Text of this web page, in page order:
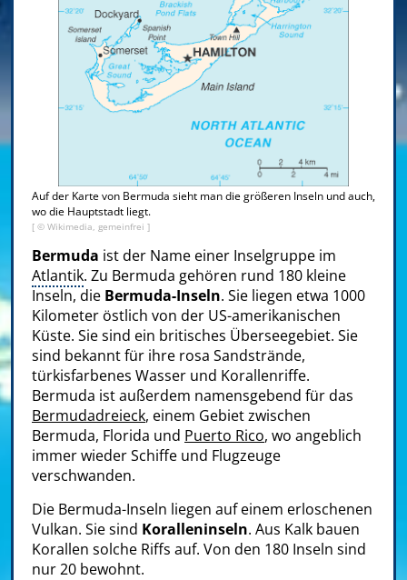
Auf der Karte von Bermuda sieht man die größeren Inseln und auch,
wo die Hauptstadt liegt.
[ © Wikimedia, gemeinfrei ]
Bermuda ist der Name einer Inselgruppe im
Atlantik. Zu Bermuda gehören rund 180 kleine
Inseln, die Bermuda-Inseln. Sie liegen etwa 1000
Kilometer östlich von der US-amerikanischen
Küste. Sie sind ein britisches Überseegebiet. Sie
sind bekannt für ihre rosa Sandstrände,
türkisfarbenes Wasser und Korallenriffe.
Bermuda ist außerdem namensgebend für das
Bermudadreieck, einem Gebiet zwischen
Bermuda, Florida und Puerto Rico, wo angeblich
immer wieder Schiffe und Flugzeuge
verschwanden.
Die Bermuda-Inseln liegen auf einem erloschenen
Vulkan. Sie sind Koralleninseln. Aus Kalk bauen
Korallen solche Riffs auf. Von den 180 Inseln sind
nur 20 bewohnt.